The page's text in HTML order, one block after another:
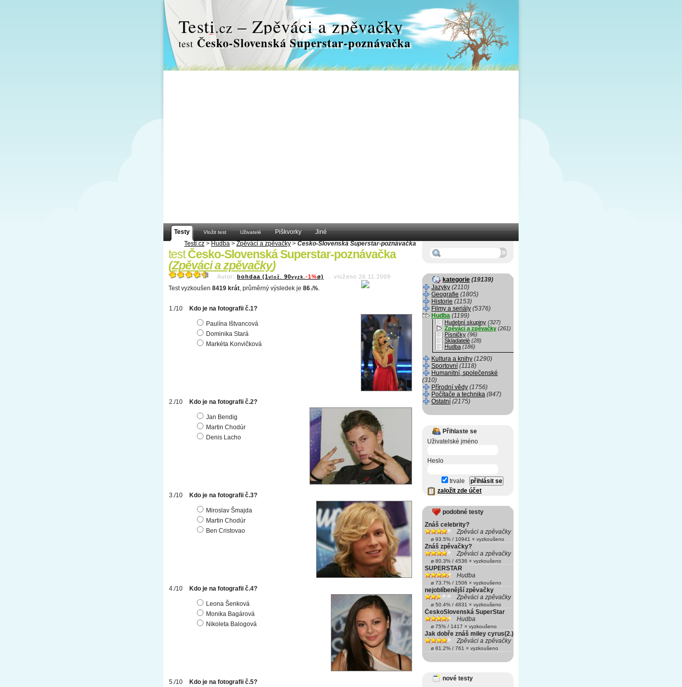
Testi.cz – Zpěváci a zpěvačky
test Česko-Slovenská Superstar-poznávačka
Testy Vložit test Uživatelé Piškvorky
Jiné
Testi.cz > Hudba > Zpěváci a zpěvačky > Česko-Slovenská Superstar-poznávačka
testČesko-Slovenská Superstar-poznávačka
(Zpěváci a zpěvačky)
Autor: bohdaa (1vlož. 90vyzk. -1%ø) vloženo 26.11.2009
Test vyzkoušen 8419 krát, průměrný výsledek je 86 .3%.
Kdo je na fotografii č.1?
Paulína Ištvancová
Dominika Stará
Markéta Konvičková
Kdo je na fotografii č.2?
Jan Bendig
Martin Chodúr
Denis Lacho
Kdo je na fotografii č.3?
Miroslav Šmajda
Martin Chodúr
Ben Cristovao
Kdo je na fotografii č.4?
Leona Šenková
Monika Bagárová
Nikoleta Balogová
Kdo je na fotografii č.5?
kategorie (19139)
Jazyky (2110)
Geografie (1805)
Historie (1153)
Filmy a seriály (5376)
Hudba (1199)
Hudební skupiny (327)
Zpěváci a zpěvačky (261)
Písničky (96)
Skladatelé (28)
Hudba (186)
Kultura a knihy (1290)
Sportovní (1118)
Humanitní, společenské
(310)
Přírodní vědy (1756)
Počítače a technika (847)
Ostatní (2175)
Přihlaste se
Uživatelské jméno
Heslo
trvale
založit zde účet
podobné testy
Znáš celebrity?
Zpěváci a zpěvačky
ø 93.5% / 10941 × vyzkoušeno
Znáš zpěvačky?
Zpěváci a zpěvačky
ø 80.3% / 4536 × vyzkoušeno
SUPERSTAR
Hudba
ø 73.7% / 1506 × vyzkoušeno
nejoblíbenější zpěvačky
Zpěváci a zpěvačky
ø 50.4% / 4831 × vyzkoušeno
ČeskoSlovenská SuperStar
Hudba
ø 75% / 1417 × vyzkoušeno
Jak dobře znáš miley cyrus(2.)
Zpěváci a zpěvačky
ø 81.2% / 761 × vyzkoušeno
nové testy